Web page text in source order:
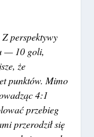
Z perspektywy
— 10 goli,
że
punktów. Mimo
4:1
przebieg
przerodził się